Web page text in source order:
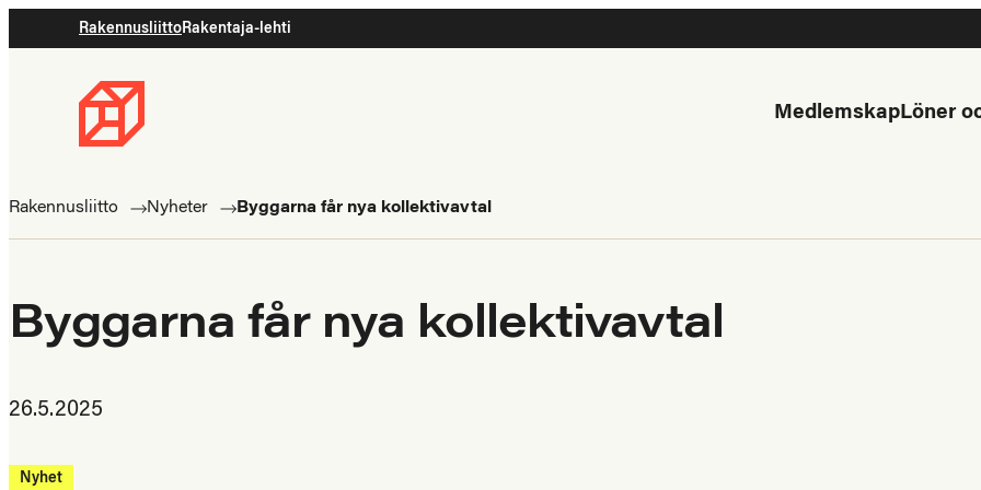
RakennusliittoRakentaja-lehti
Byggnadsförbundet
ammattilaisten
MedlemskapLöner
Rakennusliitto Nyheter Byggarna får nya kollektivavtal
Byggarna får nya kollektivavtal
26.5.2025
Nyhet